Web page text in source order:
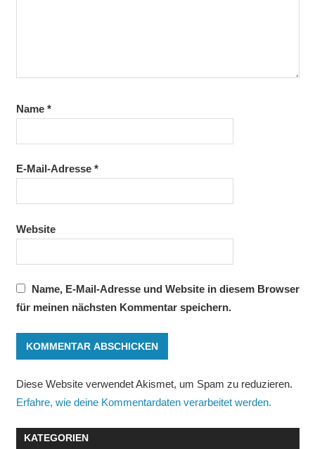
Name *
E-Mail-Adresse *
Website
Name, E-Mail-Adresse und Website in diesem Browser
für meinen nächsten Kommentar speichern.
Diese Website verwendet Akismet, um Spam zu reduzieren.
Erfahre, wie deine Kommentardaten verarbeitet werden.
KATEGORIEN